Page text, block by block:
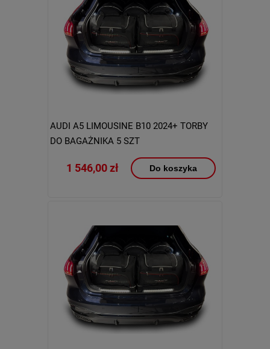
AUDI A5 LIMOUSINE B10 2024+ TORBY
DO BAGAŻNIKA 5 SZT
1 546,00 zł Do koszyka